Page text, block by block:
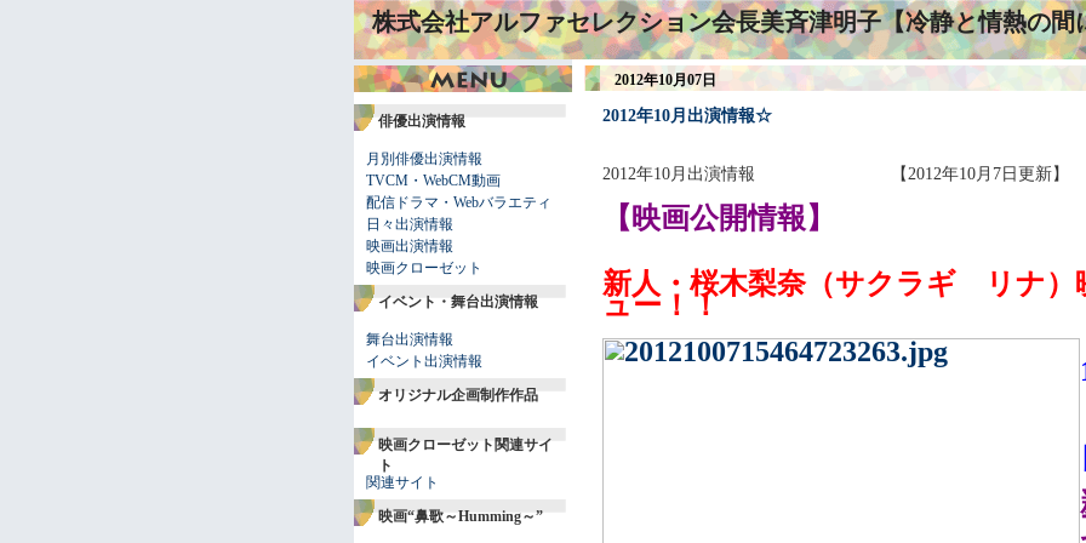
株式会社アルファセレクション会長美斉津明子【冷静と情熱の間
俳優出演情報
月別俳優出演情報
TVCM・WebCM動画
配信ドラマ・Webバラエティ
日々出演情報
映画出演情報
映画クローゼット
イベント・舞台出演情報
舞台出演情報
イベント出演情報
オリジナル企画制作作品
映画クローゼット関連サイ
ト
関連サイト
映画“鼻歌～Humming～”
2012年10月07日
2012年10月出演情報☆
2012年10月出演情報 【2012年10月7日更新】
【映画公開情報】
新人・桜木梨奈（サクラギ リナ）
ュー！！